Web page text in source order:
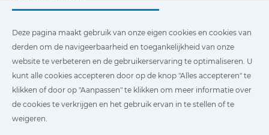
Verdeler worden
Nieuws
Video´s
FAQ - V&A
van derden om de navigeerbaarheid en toegankelijkheid van
onze website te verbeteren en de gebruikerservaring te
optimaliseren. U kunt te klikken op
Deze pagina maakt gebruik van onze eigen cookies en cookies van
derden om de navigeerbaarheid en toegankelijkheid van onze
website te verbeteren en de gebruikerservaring te optimaliseren. U
kunt alle cookies accepteren door op de knop "Alles accepteren" te
klikken of door op "Aanpassen" te klikken om meer informatie over
de cookies te verkrijgen en het gebruik ervan in te stellen of te
weigeren.